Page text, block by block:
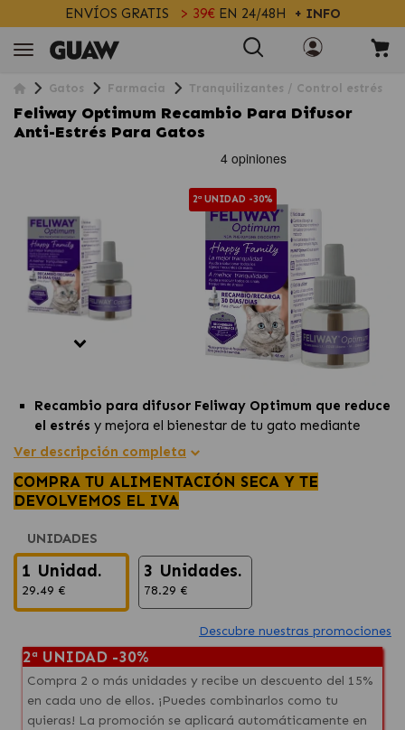
ENVÍOS GRATIS > 39€EN 24/48H + INFO
Gatos Farmacia Tranquilizantes / Control estrés
Feliway Optimum Recambio Para Difusor
Anti-Estrés Para Gatos
2ª UNIDAD -30%
Recambio para difusor Feliway Optimum que reduce
el estrés y mejora el bienestar de tu gato mediante
feromonas sintéticas relajantes.
Ideal para resolver problemas como el
orinay los rascados excesivos
Compatible con eldifusor Feliway Optimum
Ver descripción completa
COMPRA TU ALIMENTACIÓN SECA Y TE
DEVOLVEMOS EL IVA
UNIDADES
1 Unidad.
29.49 €
3 Unidades.
78.29 €
Descubre nuestras promociones
2ª UNIDAD -30%
Compra 2 o más unidades y recibe un descuento del 15%
en cada uno de ellos. ¡Puedes combinarlos como tu
quieras! La promoción se aplicará automáticamente en